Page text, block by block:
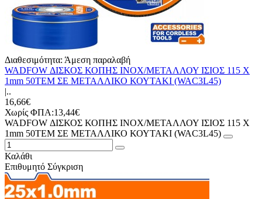
Διαθεσιμότητα: Άμεση παραλαβή
WADFOW ΔΙΣΚΟΣ ΚΟΠΗΣ ΙΝΟΧ/ΜΕΤΑΛΛΟΥ ΙΣΙΟΣ 115 Χ
1mm 50ΤΕΜ ΣΕ ΜΕΤΑΛΛΙΚΟ ΚΟΥΤΑΚΙ (WAC3L45)
|..
16,66€
Χωρίς ΦΠΑ:13,44€
WADFOW ΔΙΣΚΟΣ ΚΟΠΗΣ ΙΝΟΧ/ΜΕΤΑΛΛΟΥ ΙΣΙΟΣ 115 Χ
1mm 50ΤΕΜ ΣΕ ΜΕΤΑΛΛΙΚΟ ΚΟΥΤΑΚΙ (WAC3L45)
Καλάθι
Επιθυμητό Σύγκριση